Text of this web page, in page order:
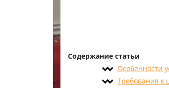
Содержание статьи
Особенности
Требования к